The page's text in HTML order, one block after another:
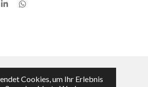
Cookies, um Ihr Erlebnis
T
T